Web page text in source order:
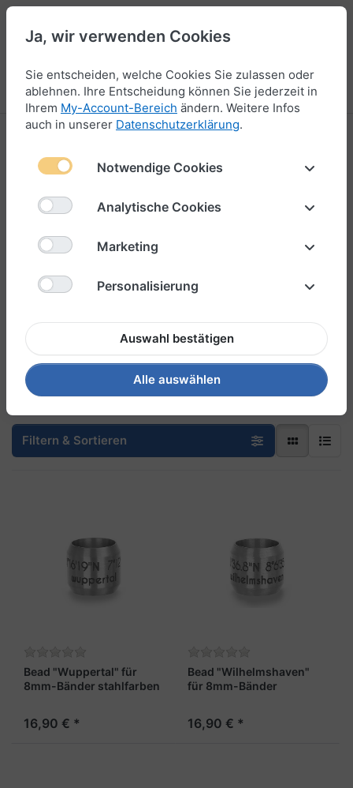
Menü Anmelden Vergleichen Wunschliste Warenkorb
1-52von52
Für unsere 8 mm Armbänder gibt eszahlreiche gravierte
dazugehörigen Koordinaten. Sollte dein Lieblingsort nicht
oder 8mm-Armband in deiner Lieblingsfarbe ganz
deines besonderen Platzes.
Ein einzigartiges Geschenk, ob zum Geburtstag, Jahrestag
oder als Erinnerung an gemeinsame Erlebnisse.
Filtern & Sortieren
Bead "Wuppertal" für
8mm-Bänder stahlfarben
16,90 € *
Bead "Wilhelmshaven"
für 8mm-Bänder
16,90 € *
Ja, wir verwenden Cookies
Sie entscheiden, welche Cookies Sie zulassen oder
ablehnen. Ihre Entscheidung können Sie jederzeit in
Ihrem My-Account-Bereich ändern. Weitere Infos
auch in unserer Datenschutzerklärung.
Notwendige Cookies
Analytische Cookies
Marketing
Personalisierung
Auswahl bestätigen
Alle auswählen